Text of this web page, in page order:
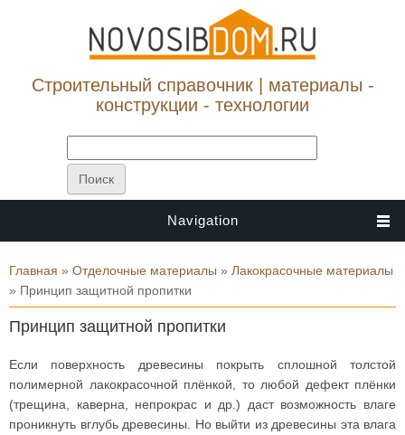
Строительный справочник | материалы -
конструкции - технологии
Navigation
Вы здесь
Главная » Отделочные материалы » Лакокрасочные материалы
» Принцип защитной пропитки
Принцип защитной пропитки
Если поверхность древесины покрыть сплошной толстой
полимерной лакокрасочной плёнкой, то любой дефект плёнки
(трещина, каверна, непрокрас и др.) даст возможность влаге
проникнуть вглубь древесины. Но выйти из древесины эта влага